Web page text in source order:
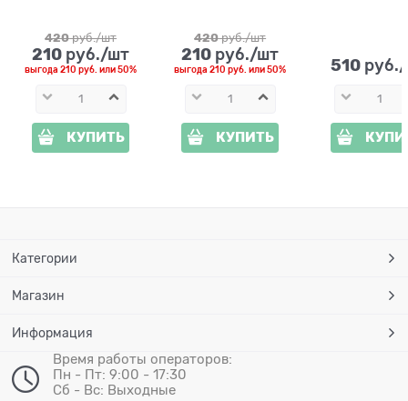
420 руб./шт
210 руб./шт
выгода210 руб. или50%
КУПИТЬ
420 руб./шт
210 руб./шт
выгода210 руб. или50%
КУПИТЬ
510
Категории
Магазин
Информация
Время работы операторов:
Пн - Пт: 9:00 - 17:30
Сб - Вс: Выходные